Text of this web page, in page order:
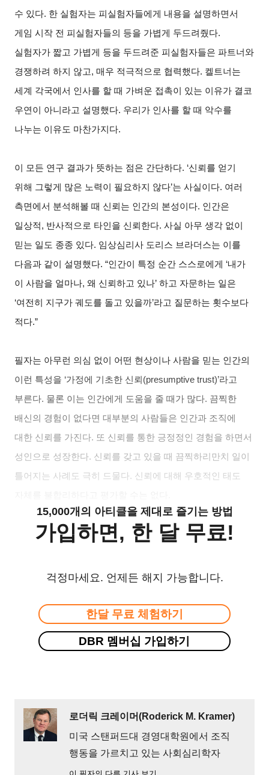
수 있다. 한 실험자는 피실험자들에게 내용을 설명하면서
게임 시작 전 피실험자들의 등을 가볍게 두드려줬다.
실험자가 짧고 가볍게 등을 두드려준 피실험자들은 파트너와
경쟁하려 하지 않고, 매우 적극적으로 협력했다. 켈트너는
세계 각국에서 인사를 할 때 가벼운 접촉이 있는 이유가 결코
우연이 아니라고 설명했다. 우리가 인사를 할 때 악수를
나누는 이유도 마찬가지다.
이 모든 연구 결과가 뜻하는 점은 간단하다. ‘신뢰를 얻기
위해 그렇게 많은 노력이 필요하지 않다’는 사실이다. 여러
측면에서 분석해볼 때 신뢰는 인간의 본성이다. 인간은
일상적, 반사적으로 타인을 신뢰한다. 사실 아무 생각 없이
믿는 일도 종종 있다. 임상심리사 도리스 브라더스는 이를
다음과 같이 설명했다. “인간이 특정 순간 스스로에게 ‘내가
이 사람을 얼마나, 왜 신뢰하고 있나’ 하고 자문하는 일은
‘여전히 지구가 궤도를 돌고 있을까’라고 질문하는 횟수보다
적다.”
필자는 아무런 의심 없이 어떤 현상이나 사람을 믿는 인간의
이런 특성을 ‘가정에 기초한 신뢰(presumptive trust)’라고
부른다. 물론 이는 인간에게 도움을 줄 때가 많다. 끔찍한
배신의 경험이 없다면 대부분의 사람들은 인간과 조직에
대한 신뢰를 가진다. 또 신뢰를 통한 긍정정인 경험을 하면서
성인으로 성장한다. 신뢰를 갖고 있을 때 끔찍하리만치 일이
틀어지는 사례도 극히 드물다. 신뢰에 대해 우호적인 태도
15,000개의 아티클을 제대로 즐기는 방법
가입하면, 한 달 무료!
걱정마세요. 언제든 해지 가능합니다.
한달 무료 체험하기
DBR 멤버십 가입하기
로더릭 크레이머(Roderick M. Kramer)
미국 스탠퍼드대 경영대학원에서 조직
행동을 가르치고 있는 사회심리학자